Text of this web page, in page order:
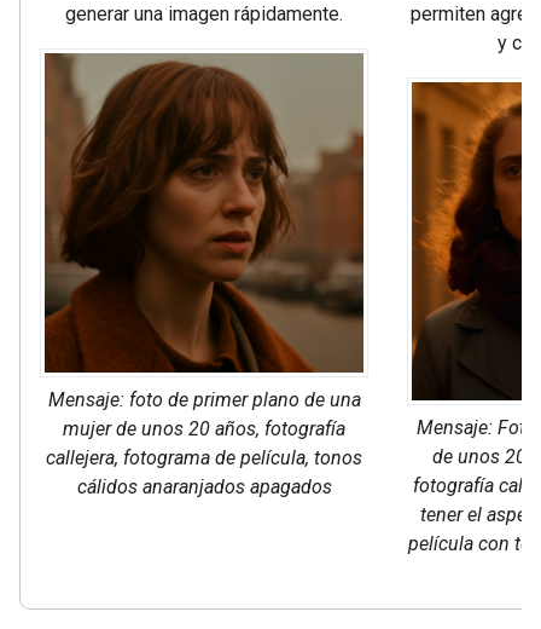
generar una imagen rápidamente.
Mensaje: foto de primer plano de una
mujer de unos 20 años, fotografía
callejera, fotograma de película, tonos
cálidos anaranjados apagados
permiten
y
Mensaje:
de unos 20
fotografía
tener el
película con